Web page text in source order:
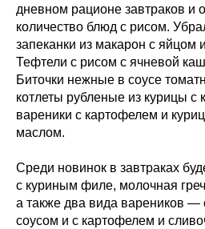
дневном рационе завтраков и
количество блюд с рисом.
запеканки из макарон с яйцом
Тефтели с рисом с ячневой
Биточки нежные в соусе
котлеты рубленые из курицы
вареники с картофелем и
маслом.
Среди новинок в завтраках
с куриным филе, молочная
а также два вида вареников
соусом и с картофелем и